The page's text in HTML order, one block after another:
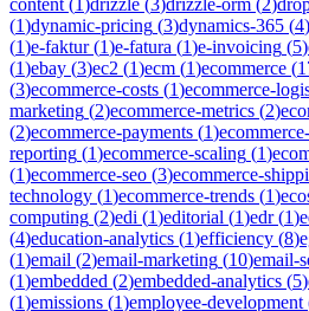
(1)dynamic-pricing (3)dynamics-365 (4)
(1)e-faktur(1)e-fatura (1)e-invoicing (5)
(1)ebay (3)ec2 (1)ecm (1)ecommerce (
(3)ecommerce-costs (1)ecommerce-
marketing (2)ecommerce-metrics (2)
(2)ecommerce-payments (1)
reporting (1)ecommerce-scaling (1)
(1)ecommerce-seo (3)ecommerce-
technology (1)ecommerce-trends (1)
computing (2)edi (1)editorial (1)edr(1)
(4)education-analytics (1)efficiency (8)
(1)email (2)email-marketing (10)email-
(1)embedded (2)embedded-analytics (5)
(1)emissions (1)employee-development